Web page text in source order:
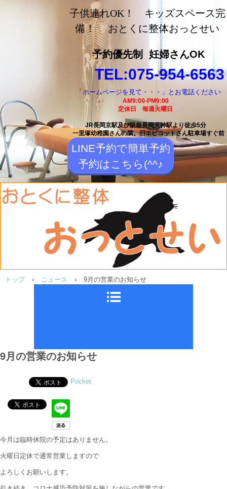
長岡京市の整体【おとく
に整体おっとせい】長岡
京駅と長岡天神駅から徒
歩5分の整体院
子供連れOK！ キッズスペース完
備！ おとくに整体おっとせい
予約優先制 妊婦さんOK
TEL:075-954-6563
「ホームページを見て・・・」とお電話ください
AM9:00-PM9:00
定休日 毎週火曜日
JR長岡京駅及び阪急長岡天神駅より徒歩5分
一里塚幼稚園さんの隣。旧エピコットさん駐車場すぐ前
LINE予約で簡単予約
予約はこちら(^^♪
トップ › ニュース › 9月の営業のお知らせ
9月の営業のお知らせ
Pocket
今月は臨時休院の予定はありません。
火曜日定休で通常営業しますので
よろしくお願いします。